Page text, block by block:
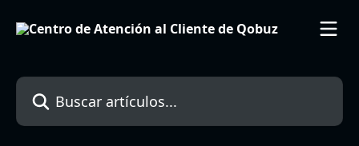
Buscar artículos...